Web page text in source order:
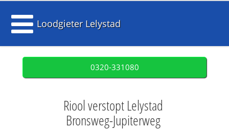
Loodgieter Lelystad
0320-331080
Riool verstopt Lelystad
Bronsweg-Jupiterweg